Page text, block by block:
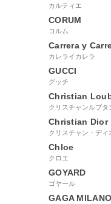
カルティエ
CORUM
コルム
Carrera y
カレライカレラ
GUCCI
グッチ
Christian
クリスチャンルブタ
Christian Dior
クリスチャン・ディ
Chloe
クロエ
GOYARD
ゴヤール
GAGA MILANO